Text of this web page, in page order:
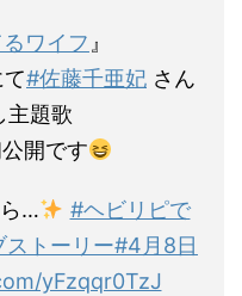
ワイフ』
#佐藤千亜妃 さん
主題歌
開です
…
#ヘビリピで
ストーリー#4月8日
yFzqqr0TzJ